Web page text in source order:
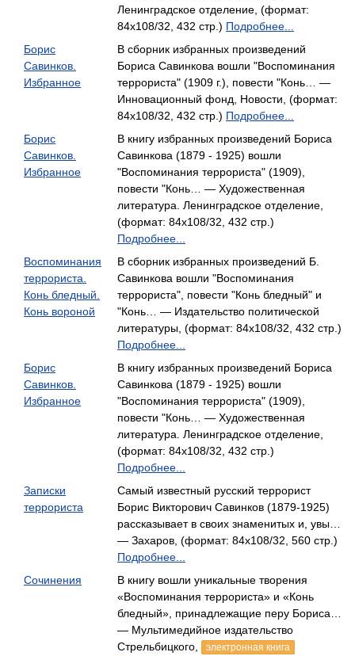
Ленинградское отделение, (формат:
84x108/32, 432 стр.) Подробнее...
Борис
Савинков.
Избранное
В сборник избранных произведений
Бориса Савинкова вошли "Воспоминания
террориста" (1909 г.), повести "Конь… —
Инновационный фонд, Новости, (формат:
84x108/32, 432 стр.) Подробнее...
Борис
Савинков.
Избранное
В книгу избранных произведений Бориса
Савинкова (1879 - 1925) вошли
"Воспоминания террориста" (1909),
повести "Конь… — Художественная
литература. Ленинградское отделение,
(формат: 84x108/32, 432 стр.)
Подробнее...
Воспоминания
террориста.
Конь бледный.
Конь вороной
В сборник избранных произведений Б.
Савинкова вошли "Воспоминания
террориста", повести "Конь бледный" и
"Конь… — Издательство политической
литературы, (формат: 84x108/32, 432 стр.)
Подробнее...
Борис
Савинков.
Избранное
В книгу избранных произведений Бориса
Савинкова (1879 - 1925) вошли
"Воспоминания террориста" (1909),
повести "Конь… — Художественная
литература. Ленинградское отделение,
(формат: 84x108/32, 432 стр.)
Подробнее...
Записки
террориста
Самый известный русский террорист
Борис Викторович Савинков (1879-1925)
рассказывает в своих знаменитых и, увы…
— Захаров, (формат: 84x108/32, 560 стр.)
Подробнее...
Сочинения
В книгу вошли уникальные творения
«Воспоминания террориста» и «Конь
бледный», принадлежащие перу Бориса…
— Мультимедийное издательство
Стрельбицкого,
электронная книга